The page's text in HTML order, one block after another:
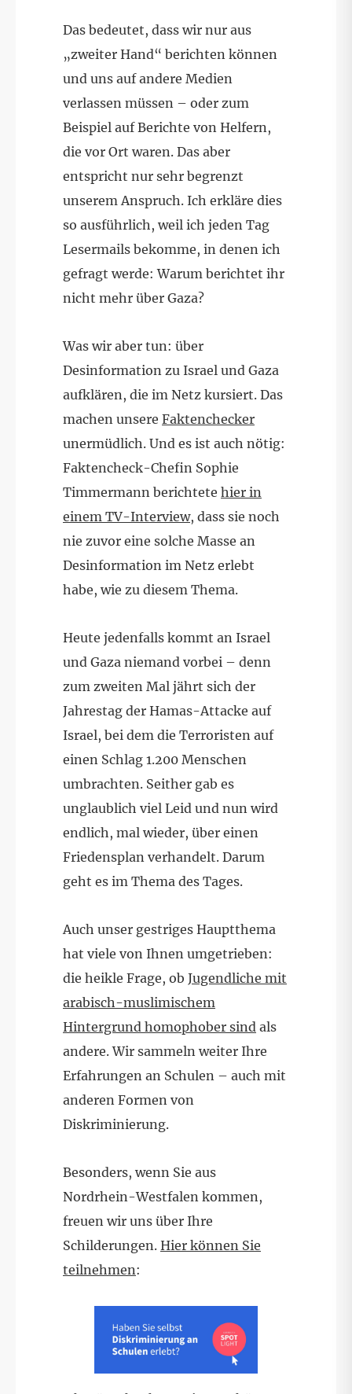
Das bedeutet, dass wir nur aus
„zweiter Hand“ berichten können
und uns auf andere Medien
verlassen müssen – oder zum
Beispiel auf Berichte von Helfern,
die vor Ort waren. Das aber
entspricht nur sehr begrenzt
unserem Anspruch. Ich erkläre dies
so ausführlich, weil ich jeden Tag
Lesermails bekomme, in denen ich
gefragt werde: Warum berichtet ihr
nicht mehr über Gaza?
Was wir aber tun: über
Desinformation zu Israel und Gaza
aufklären, die im Netz kursiert. Das
machen unsere Faktenchecker
unermüdlich. Und es ist auch nötig:
Faktencheck-Chefin Sophie
Timmermann berichtete hier in
einem TV-Interview, dass sie noch
nie zuvor eine solche Masse an
Desinformation im Netz erlebt
habe, wie zu diesem Thema.
Heute jedenfalls kommt an Israel
und Gaza niemand vorbei – denn
zum zweiten Mal jährt sich der
Jahrestag der Hamas-Attacke auf
Israel, bei dem die Terroristen auf
einen Schlag 1.200 Menschen
umbrachten. Seither gab es
unglaublich viel Leid und nun wird
endlich, mal wieder, über einen
Friedensplan verhandelt. Darum
geht es im Thema des Tages.
Auch unser gestriges Hauptthema
hat viele von Ihnen umgetrieben:
die heikle Frage, ob Jugendliche mit
arabisch-muslimischem
Hintergrund homophober sind als
andere. Wir sammeln weiter Ihre
Erfahrungen an Schulen – auch mit
anderen Formen von
Diskriminierung.
Besonders, wenn Sie aus
Nordrhein-Westfalen kommen,
freuen wir uns über Ihre
Schilderungen. Hier können Sie
teilnehmen: